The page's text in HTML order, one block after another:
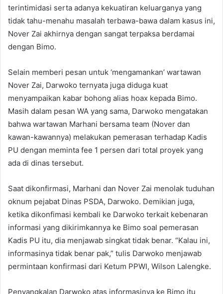
terintimidasi serta adanya kekuatiran keluarganya yang
tidak tahu-menahu masalah terbawa-bawa dalam kasus ini,
Nover Zai akhirnya dengan sangat terpaksa berdamai
dengan Bimo.
Selain memberi pesan untuk ‘mengamankan’ wartawan
Nover Zai, Darwoko ternyata juga diduga kuat
menyampaikan kabar bohong alias hoax kepada Bimo.
Masih dalam pesan WA yang sama, Darwoko mengatakan
bahwa wartawan Marhani bersama team (Nover dan
kawan-kawannya) melakukan pemerasan terhadap Kadis
PU dengan meminta fee 1 persen dari total proyek yang
ada di dinas tersebut.
Saat dikonfirmasi, Marhani dan Nover Zai menolak tuduhan
oknum pejabat Dinas PSDA, Darwoko. Demikian juga,
ketika dikonfimasi kembali ke Darwoko terkait kebenaran
informasi yang dikirimkannya ke Bimo soal pemerasan
Kadis PU itu, dia menjawab singkat tidak benar. “Kalau ini,
informasinya tidak benar pak,” tulis Darwoko menjawab
permintaan konfirmasi dari Ketum PPWI, Wilson Lalengke.
Penyangkalan Darwoko atas informasinya ke Bimo itu